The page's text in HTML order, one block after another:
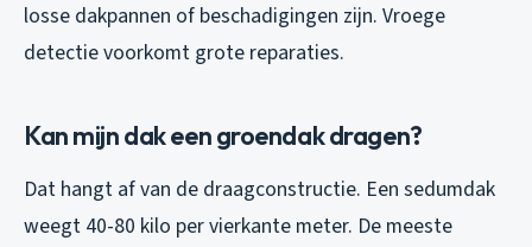
losse dakpannen of beschadigingen zijn. Vroege
detectie voorkomt grote reparaties.
Kan mijn dak een groendak dragen?
Dat hangt af van de draagconstructie. Een sedumdak
weegt 40-80 kilo per vierkante meter. De meeste